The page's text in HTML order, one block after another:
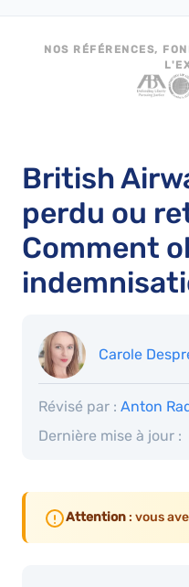
NOS RÉFÉRENCES,
British
perdu ou
Comment
Carole
Dernière mise à jour :
Révisé par : Anton
Attention: vous